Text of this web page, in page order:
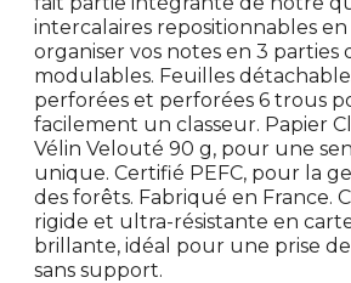
intercalaires repositionnables
organiser vos notes en 3 parties
modulables. Feuilles
perforées et perforées 6 trous
facilement un classeur. Papier
Vélin Velouté 90 g, pour une
unique. Certifié PEFC, pour la
des forêts. Fabriqué en France.
rigide et ultra-résistante en
brillante, idéal pour une prise
sans support.